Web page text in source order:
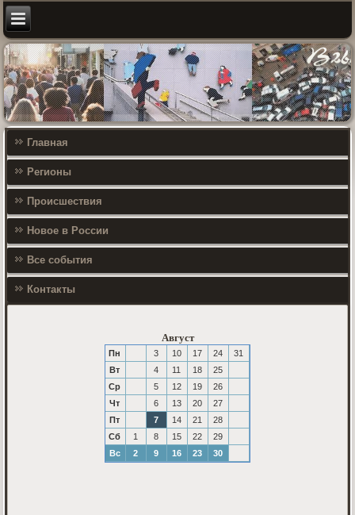
Главная
Регионы
Происшествия
Новое в России
Все события
Контакты
Август
Пн 3 10 17 24
31
Вт
4 11 18
25
Ср
5 12 19
26
Чт
6 13 20
27
Пт
7 14 21
28
Сб
1 8 15 22
29
Вс
2 9 16 23 30